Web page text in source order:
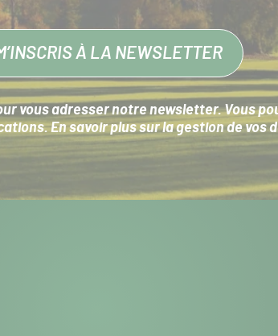
À LA NEWSLETTER
vous adresser notre newsletter. Vous
En savoir plus sur lagestion de vos